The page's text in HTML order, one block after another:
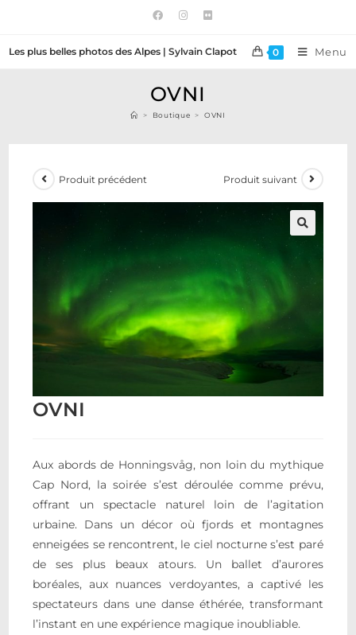
Les plus belles photos des Alpes | Sylvain Clapot 0 Menu
OVNI
> Boutique > OVNI
Produit précédent Produit suivant
OVNI
Aux abords de Honningsvåg, non loin du mythique
Cap Nord, la soirée s’est déroulée comme prévu,
offrant un spectacle naturel loin de l’agitation
urbaine. Dans un décor où fjords et montagnes
enneigées se rencontrent, le ciel nocturne s’est paré
de ses plus beaux atours. Un ballet d’aurores
boréales, aux nuances verdoyantes, a captivé les
spectateurs dans une danse éthérée, transformant
l’instant en une expérience magique inoubliable.